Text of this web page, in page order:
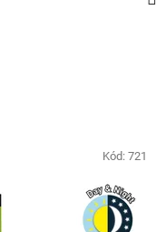
Kód: 721